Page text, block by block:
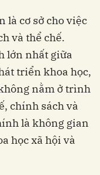
là cơ sở cho việc
và thể chế.
lớn nhất giữa
triển khoa học,
nằm ở trình
chính sách và
là không gian
học xã hội và